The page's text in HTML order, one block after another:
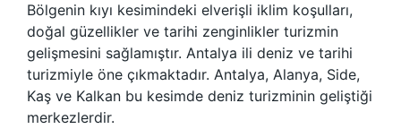
Bölgenin kıyı kesimindeki elverişli iklim koşulları,
doğal güzellikler ve tarihi zenginlikler turizmin
gelişmesini sağlamıştır. Antalya ili deniz ve tarihi
turizmiyle öne çıkmaktadır. Antalya, Alanya, Side,
Kaş ve Kalkan bu kesimde deniz turizminin geliştiği
merkezlerdir.